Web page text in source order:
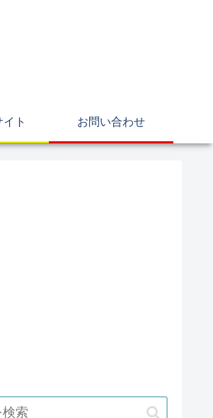
ト お問い合わせ